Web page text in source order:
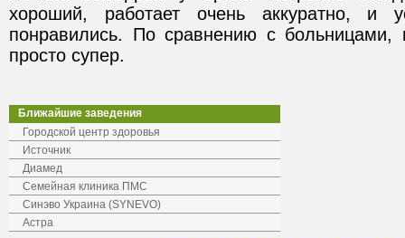
хороший, работает очень аккуратно, и
понравились. По сравнению с
просто супер.
Ближайшие заведения
Городской центр здоровья
Источник
Диамед
Семейная клиника ПМС
Синэво Украина (SYNEVO)
Астра